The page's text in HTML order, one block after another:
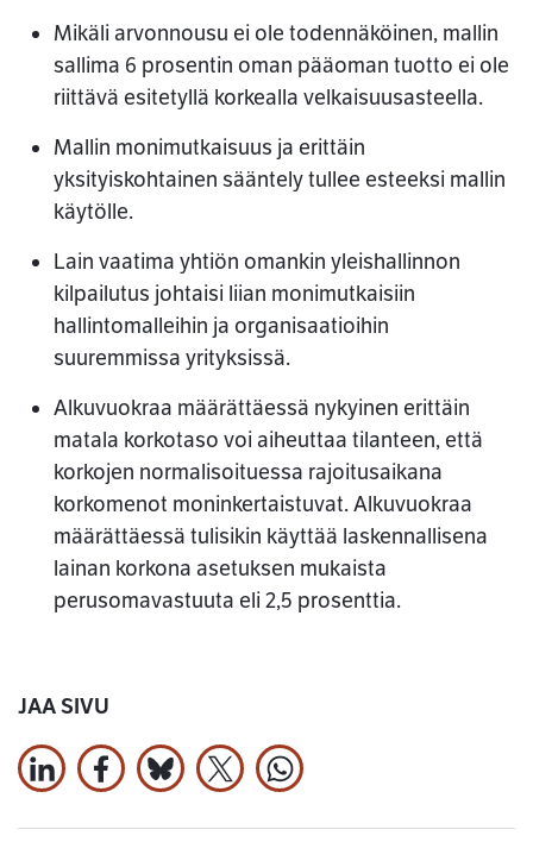
Mikäli arvonnousu ei ole todennäköinen, mallin
sallima 6 prosentin oman pääoman tuotto ei ole
riittävä esitetyllä korkealla velkaisuusasteella.
Mallin monimutkaisuus ja erittäin
yksityiskohtainen sääntely tullee esteeksi mallin
käytölle.
Lain vaatima yhtiön omankin yleishallinnon
kilpailutus johtaisi liian monimutkaisiin
hallintomalleihin ja organisaatioihin
suuremmissa yrityksissä.
Alkuvuokraa määrättäessä nykyinen erittäin
matala korkotaso voi aiheuttaa tilanteen, että
korkojen normalisoituessa rajoitusaikana
korkomenot moninkertaistuvat. Alkuvuokraa
määrättäessä tulisikin käyttää laskennallisena
lainan korkona asetuksen mukaista
perusomavastuuta eli 2,5 prosenttia.
JAA SIVU
Jaa LinkedInissä
Jaa Facebookissa
Jaa Bluesky:ssa
Jaa X:ssäJaa WhatsApissa